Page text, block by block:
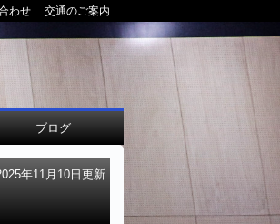
わせ 交通のご案内
ブログ
年11月10日更新